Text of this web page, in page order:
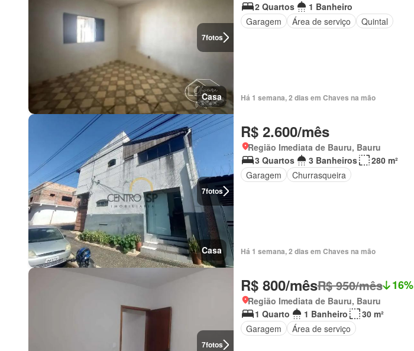
7fotos
Casa
2 Quartos
1 Banheiro
Garagem
Área de serviço Quintal
Há 1 semana, 2 dias em Chaves na mão
7fotos
Casa
R$ 2.600/mês
Região Imediata de Bauru, Bauru
3 Quartos
3 Banheiros
280 m²
Garagem
Churrasqueira
Há 1 semana, 2 dias em Chaves na mão
7fotos
R$ 800/mêsR$ 950/mês 16%
Região Imediata de Bauru, Bauru
1 Quarto
1 Banheiro
30 m²
Garagem
Área de serviço